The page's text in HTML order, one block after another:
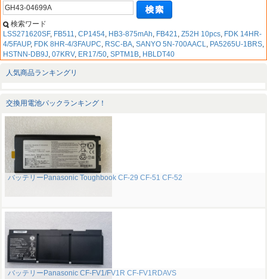
検索ワード
LSS271620SF, FB511, CP1454, HB3-875mAh, FB421, Z52H 10pcs, FDK 14HR-
4/5FAUP, FDK 8HR-4/3FAUPC, RSC-BA, SANYO 5N-700AACL, PA5265U-1BRS,
HSTNN-DB9J, 07KRV, ER17/50, SPTM1B, HBLDT40
人気商品ランキングリ
交換用電池パックランキング！
バッテリーPanasonic Toughbook CF-29 CF-51 CF-52
バッテリーPanasonic CF-FV1/FV1R CF-FV1RDAVS